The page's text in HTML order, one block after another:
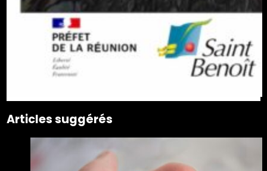
Articles suggérés